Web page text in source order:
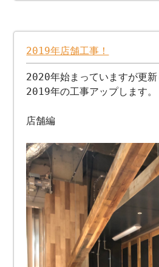
2019年店舗工事！
2020年始まっていますが更
2019年の工事アップします。
店舗編